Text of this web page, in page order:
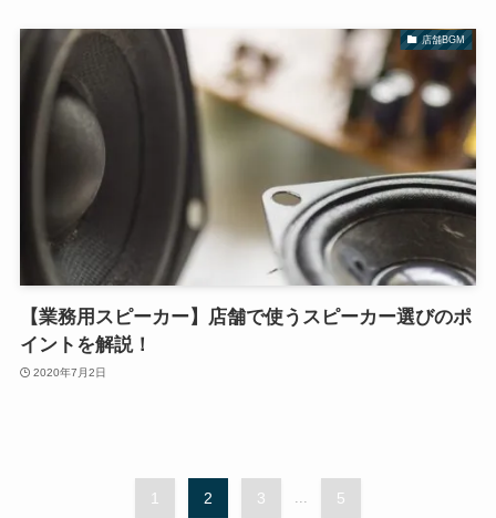
店舗BGM
【業務用スピーカー】店舗で使うスピーカー選びのポ
イントを解説！
2020年7月2日
1 2 3 ... 5